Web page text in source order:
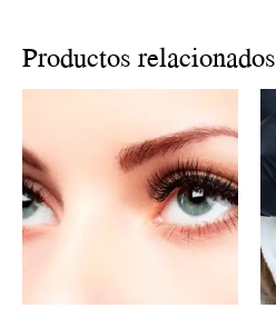
Productos relacionados